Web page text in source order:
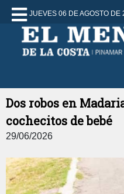
JUEVES 06 DE AGOSTO DE
Dos robos en
cochecitos de bebé
29/06/2026